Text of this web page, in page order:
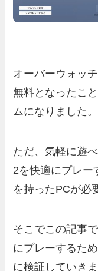
オーバーウォッ
無料となったこ
ムになりました。
ただ、気軽に遊
2を快適にプレー
を持ったPCが必
そこでこの記事
にプレーするた
に検証していき